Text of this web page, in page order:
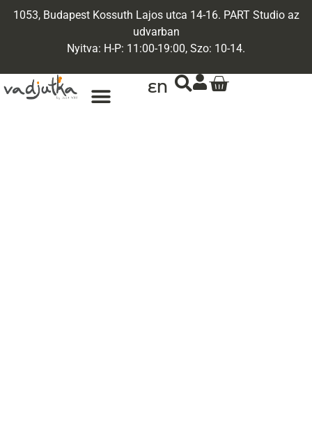
1053, Budapest Kossuth Lajos utca 14-16. PART Studio az
udvarban
Nyitva: H-P: 11:00-19:00, Szo: 10-14.
EN